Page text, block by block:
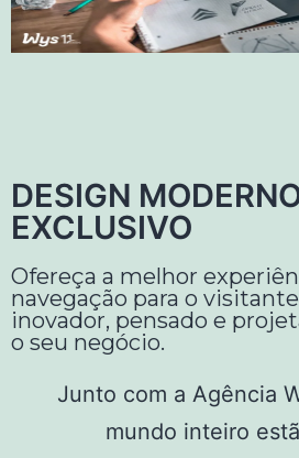
DESIGN
EXCLUSIVO
Ofereça a melhor
navegação para o
inovador, pensado e
o seu negócio.
Junto com a Agência
mundo inteiro